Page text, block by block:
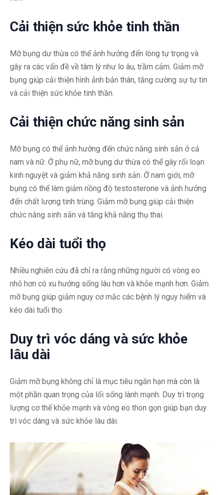
Cải thiện sức khỏe tinh thần
Mỡ bụng dư thừa có thể ảnh hưởng đến lòng tự trọng và
gây ra các vấn đề về tâm lý như lo âu, trầm cảm. Giảm mỡ
bụng giúp cải thiện hình ảnh bản thân, tăng cường sự tự tin
và cải thiện sức khỏe tinh thần.
Cải thiện chức năng sinh sản
Mỡ bụng có thể ảnh hưởng đến chức năng sinh sản ở cả
nam và nữ. Ở phụ nữ, mỡ bụng dư thừa có thể gây rối loạn
kinh nguyệt và giảm khả năng sinh sản. Ở nam giới, mỡ
bụng có thể làm giảm nồng độ testosterone và ảnh hưởng
đến chất lượng tinh trùng. Giảm mỡ bụng giúp cải thiện
chức năng sinh sản và tăng khả năng thụ thai.
Kéo dài tuổi thọ
Nhiều nghiên cứu đã chỉ ra rằng những người có vòng eo
nhỏ hơn có xu hướng sống lâu hơn và khỏe mạnh hơn. Giảm
mỡ bụng giúp giảm nguy cơ mắc các bệnh lý nguy hiểm và
kéo dài tuổi thọ.
Duy trì vóc dáng và sức khỏe
lâu dài
Giảm mỡ bụng không chỉ là mục tiêu ngắn hạn mà còn là
một phần quan trọng của lối sống lành mạnh. Duy trì trọng
lượng cơ thể khỏe mạnh và vòng eo thon gọn giúp bạn duy
trì vóc dáng và sức khỏe lâu dài.